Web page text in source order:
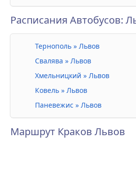
Расписания Автобусов:
Тернополь » Львов
Свалява » Львов
Хмельницкий » Львов
Ковель » Львов
Паневежис » Львов
Маршрут Краков Львов